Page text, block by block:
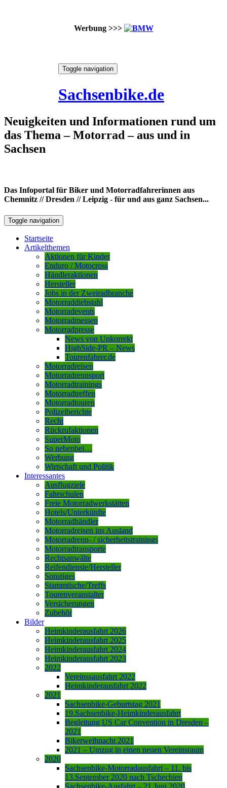
Werbung >>>
Toggle navigation
Sachsenbike.de
Neuigkeiten und Informationen rund um
das Thema – Motorrad – aus und in
Sachsen
Das Infoportal für Biker und Motorradfahrerinnen aus
Chemnitz // Dresden // Leipzig - für und aus ganz Sachsen...
Toggle navigation
Startseite
Artikelthemen
Aktionen für Kinder
Enduro / Motocross
Händleraktionen
Hersteller
Jobs in der Zweiradbranche
Motorraddiebstahl
Motorradevents
Motorradmessen
Motorradpresse
News von Unkorrekt
HighSide-PR – News
Tourenfahrer.de
Motorradreisen
Motorradrennsport
Motorradtrainings
Motorradtreffen
Motorradtouren
Polizeiberichte
Recht
Rückrufaktionen
SuperMoto
So nebenbei…
Werbung
Wirtschaft und Politik
Interessantes
Ausflugziele
Fahrschulen
Freie Motorradwerkstätten
Hotels/Unterkünfte
Motorradhändler
Motorradreisen ins Ausland
Motorradrenn- / sicherheitstrainings
Motorradtransporte
Rechtsanwälte
Reifendienste/Hersteller
Sonstiges
Stammtische/Treffs
Tourenveranstalter
Versicherungen
Zubehör
Bilder
Heimkinderausfahrt 2026
Heimkinderausfahrt 2025
Heimkinderausfahrt 2024
Heimkinderausfahrt 2023
2022
Vereinssausfahrt 2022
Heimkinderausfahrt 2022
2021
Sachsenbike-Geburtstag 2021
19.Sachsenbike-Heimkinderausfahrt
Begleitung US Car Convention in Dresden –
2021
Bikerweihnacht 2021
2021 – Umzug in einen neuen Vereinsraum
2020
Sachsenbike-Motorradausfahrt – 11. bis
13.September 2020 nach Tschechien
Sachsenbike-Ausfahrt – 21.Juni 2020